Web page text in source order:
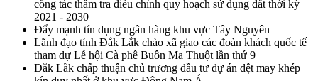
công tác thẩm tra điều chỉnh quy hoạch sử dụng đất thời kỳ
2021 - 2030
Đẩy mạnh tín dụng ngân hàng khu vực Tây Nguyên
Lãnh đạo tỉnh Đắk Lắk chào xã giao các đoàn khách quốc tế
tham dự Lễ hội Cà phê Buôn Ma Thuột lần thứ 9
Đắk Lắk chấp thuận chủ trương đầu tư dự án dệt may khép